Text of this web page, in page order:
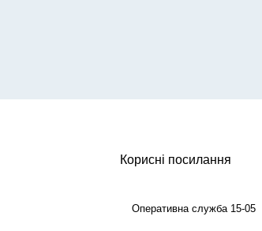
Корисні посилання
Оперативна служба 15-05